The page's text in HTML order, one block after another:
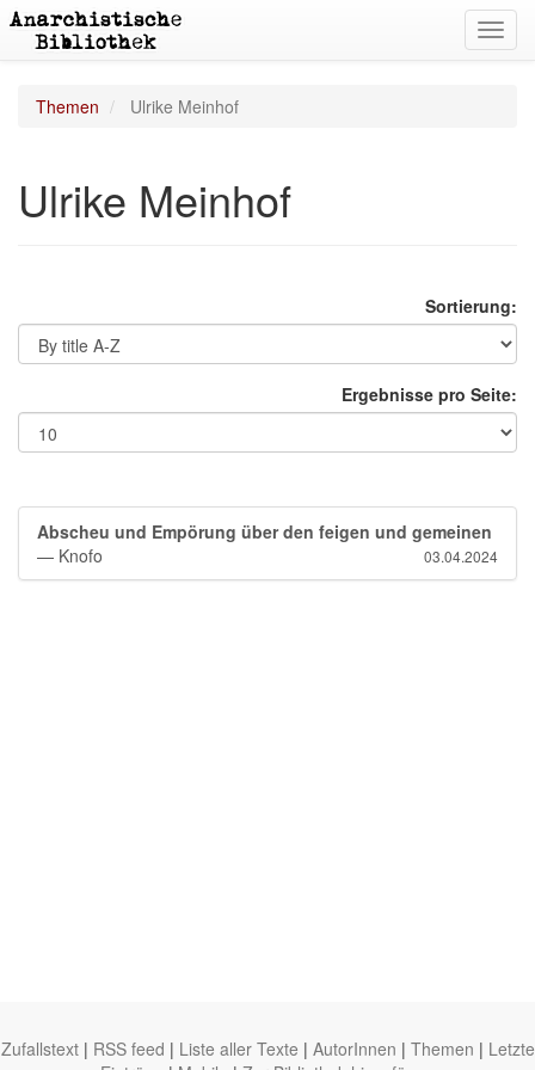
Themen Ulrike Meinhof
Ulrike Meinhof
Sortierung:
Ergebnisse pro Seite:
Abscheu und Empörung über den feigen und gemeinen
— Knofo
03.04.2024
Zufallstext | RSS feed | Liste aller Texte | AutorInnen | Themen | Letzte